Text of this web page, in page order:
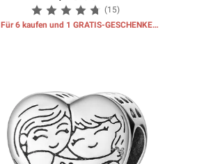
(15)
Für 6 kaufen und 1 GRATIS-GESCHENKE